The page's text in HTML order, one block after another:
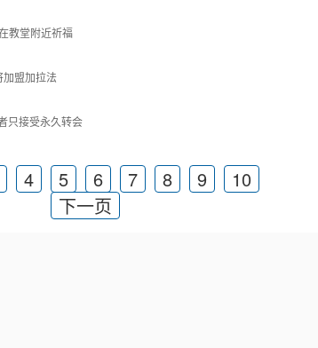
教堂附近祈福
加盟加拉法
只接受永久转会
4 5 6 7 8 9
10
下一页